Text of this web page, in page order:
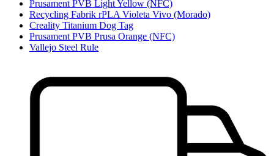
Prusament PVB Light Yellow (NFC)
Recycling Fabrik rPLA Violeta Vivo (Morado)
Creality Titanium Dog Tag
Prusament PVB Prusa Orange (NFC)
Vallejo Steel Rule